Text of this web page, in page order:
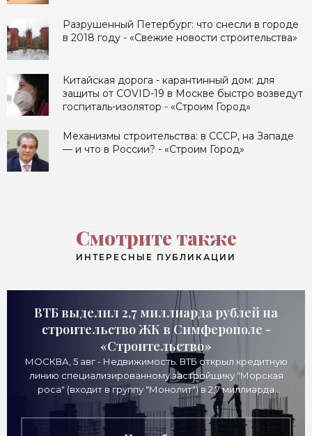
Разрушенный Петербург: что снесли в городе
в 2018 году - «Свежие новости строительства»
Китайская дорога - карантинный дом: для
защиты от COVID-19 в Москве быстро возведут
госпиталь-изолятор - «Строим Город»
Механизмы строительства: в СССР, на Западе
— и что в России? - «Строим Город»
Смотрите также
ИНТЕРЕСНЫЕ ПУБЛИКАЦИИ
ВТБ выделил 2,7 миллиарда рублей на
строительство ЖК в Симферополе -
«Строительство»
МОСКВА, 5 авг - Недвижимость. ВТБ открыл кредитную
линию специализированному застройщику "Морская
роса" (входит в группу "Монолит") в 2,7 миллиарда
рублей для